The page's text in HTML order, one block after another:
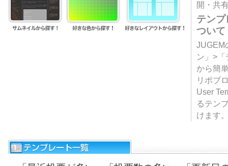
開・共
テン
ついて
JUGEM
ン」>
から簡
リポブ
User
るテン
けます